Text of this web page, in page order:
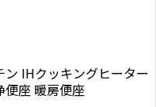
ン IHクッキングヒーター
便座 暖房便座